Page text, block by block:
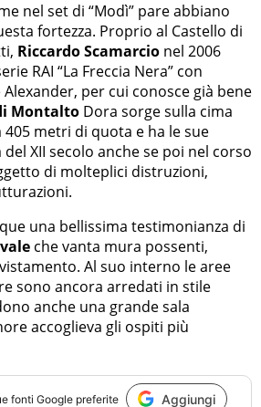
nel set di “Modì” pare abbiano
fortezza. Proprio al Castello di
Riccardo Scamarcio nel 2006
RAI “La Freccia Nera” con
Alexander, per cui conosce già bene
Montalto Dora sorge sulla cima
metri di quota e ha le sue
XII secolo anche se poi nel corso
di molteplici distruzioni,
una bellissima testimonianza di
che vanta mura possenti,
Al suo interno le aree
sono ancora arredati in stile
anche una grande sala
accoglieva gli ospiti più
fonti Google preferite Aggiungi